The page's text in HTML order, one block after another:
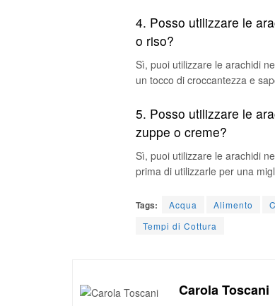
4. Posso utilizzare le
o riso?
Sì, puoi utilizzare le arachidi
un tocco di croccantezza e
5. Posso utilizzare le
zuppe o creme?
Sì, puoi utilizzare le arachidi
prima di utilizzarle per una
Tags: Acqua Alimento
Tempi di Cottura
Carola Toscani